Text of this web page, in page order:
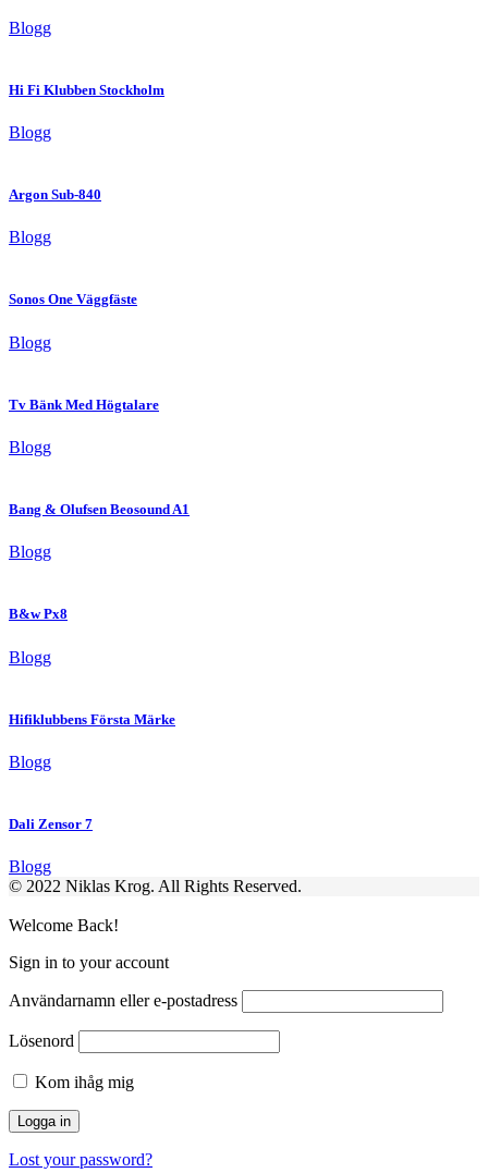
Blogg
Hi Fi Klubben Stockholm
Blogg
Argon Sub-840
Blogg
Sonos One Väggfäste
Blogg
Tv Bänk Med Högtalare
Blogg
Bang & Olufsen Beosound A1
Blogg
B&w Px8
Blogg
Hifiklubbens Första Märke
Blogg
Dali Zensor 7
Blogg
© 2022 Niklas Krog. All Rights Reserved.
Welcome Back!
Sign in to your account
Användarnamn eller e-postadress
Lösenord
Kom ihåg mig
Lost your password?